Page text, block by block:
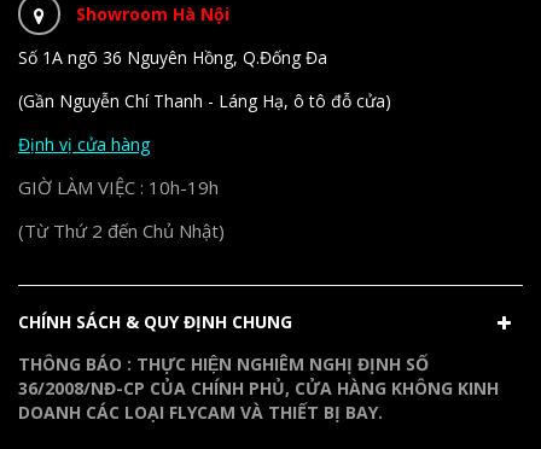
Showroom Hà Nội
Số 1A ngõ 36 Nguyên Hồng, Q.Đống Đa
(Gần Nguyễn Chí Thanh - Láng Hạ, ô tô đỗ cửa)
Định vị cửa hàng
GIỜ LÀM VIỆC : 10h-19h
(Từ Thứ 2 đến Chủ Nhật)
CHÍNH SÁCH & QUY ĐỊNH CHUNG
THÔNG BÁO : THỰC HIỆN NGHIÊM NGHỊ ĐỊNH SỐ
36/2008/NĐ-CP CỦA CHÍNH PHỦ, CỬA HÀNG KHÔNG KINH
DOANH CÁC LOẠI FLYCAM VÀ THIẾT BỊ BAY.